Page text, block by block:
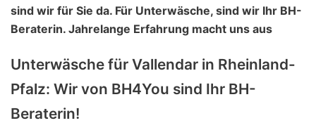
sind wir für Sie da. Für Unterwäsche, sind wir Ihr BH-
Beraterin. Jahrelange Erfahrung macht uns aus
Unterwäsche für Vallendar in Rheinland-
Pfalz: Wir von BH4You sind Ihr BH-
Beraterin!